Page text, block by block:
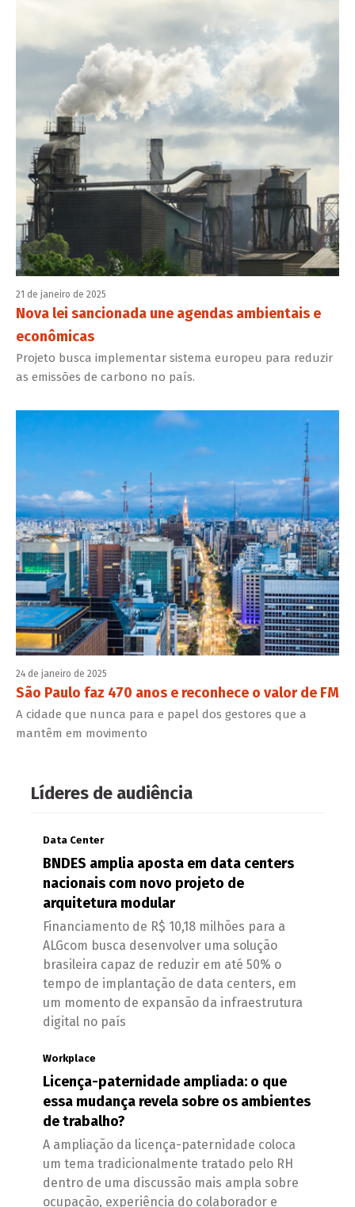
21 de janeiro de 2025
Nova lei sancionada une agendas ambientais e
econômicas
Projeto busca implementar sistema europeu para reduzir
as emissões de carbono no país.
24 de janeiro de 2025
São Paulo faz 470 anos e reconhece o valor de FM
A cidade que nunca para e papel dos gestores que a
mantêm em movimento
Líderes de audiência
Data Center
BNDES amplia aposta em data centers
nacionais com novo projeto de
arquitetura modular
Financiamento de R$ 10,18 milhões para a
ALGcom busca desenvolver uma solução
brasileira capaz de reduzir em até 50% o
tempo de implantação de data centers, em
um momento de expansão da infraestrutura
digital no país
Workplace
Licença-paternidade ampliada: o que
essa mudança revela sobre os ambientes
de trabalho?
A ampliação da licença-paternidade coloca
um tema tradicionalmente tratado pelo RH
dentro de uma discussão mais ampla sobre
ocupação, experiência do colaborador e